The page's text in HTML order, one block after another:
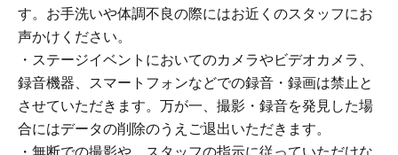
す。お手洗いや体調不良の際にはお近くのスタッフにお
声かけください。
・ステージイベントにおいてのカメラやビデオカメラ、
録音機器、スマートフォンなどでの録音・録画は禁止と
させていただきます。万が一、撮影・録音を発見した場
合にはデータの削除のうえご退出いただきます。
・無断での撮影や、スタッフの指示に従っていただけな